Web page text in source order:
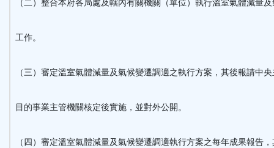
（二）整合本府各局處及轄內有關機關（單位）執行溫室氣體減量
工作。
（三）審定溫室氣體減量及氣候變遷調適之執行方案，其後報請中
目的事業主管機關核定後實施，並對外公開。
（四）審定溫室氣體減量及氣候變遷調適執行方案之每年成果報告